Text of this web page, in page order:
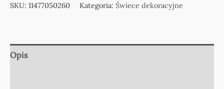
SKU: 11477050260 Kategoria: Świece dekoracyjne
Opis